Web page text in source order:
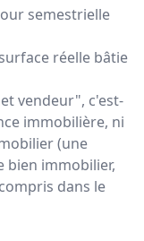
semestrielle
réelle bâtie
vendeur", c'est-
immobilière, ni
(une
bien immobilier,
dans le